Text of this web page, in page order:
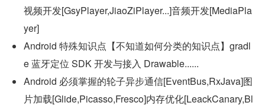
视频开发[GsyPlayer,JiaoZiPlayer...]音频开发[MediaPla
yer]
Android 特殊知识点【不知道如何分类的知识点】gradl
e 蓝牙定位 SDK 开发与接入 Drawable......
Android 必须掌握的轮子异步通信[EventBus,RxJava]图
片加载[Glide,Picasso,Fresco]内存优化[LeackCanary,Bl